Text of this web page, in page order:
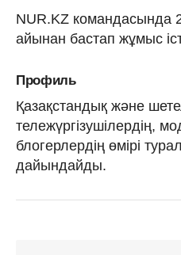
NUR.KZ
айынан бастап жұмыс
Профиль
Қазақстандық және
тележүргізушілердің,
блогерлердің өмірі
дайындайды.